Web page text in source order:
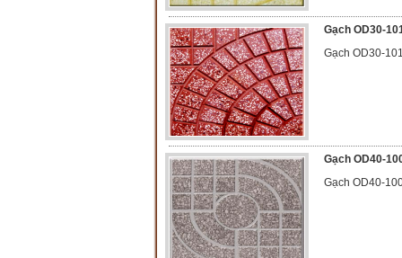
Gạch OD30-
Gạch OD30-
Gạch OD40-
Gạch OD40-